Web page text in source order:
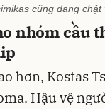
cũng đang
nhóm cầu
hơn, Kostas
Hậu vệ